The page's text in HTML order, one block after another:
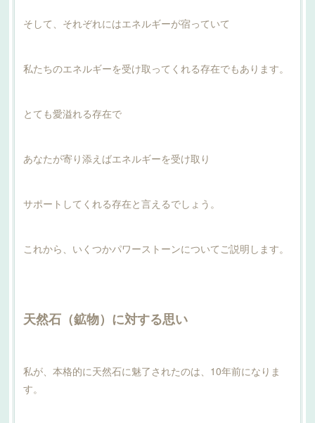
そして、それぞれにはエネルギーが宿っていて
私たちのエネルギーを受け取ってくれる存在でもあります。
とても愛溢れる存在で
あなたが寄り添えばエネルギーを受け取り
サポートしてくれる存在と言えるでしょう。
これから、いくつかパワーストーンについてご説明します。
天然石（鉱物）に対する思い
私が、本格的に天然石に魅了されたのは、10年前になりま
す。